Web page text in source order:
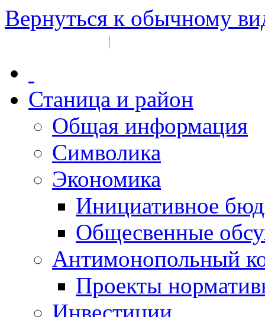
Вернуться к обычному
|
Станица и район
Общая информация
Символика
Экономика
Инициативное
Общесвенные
Антимонопольный
Проекты